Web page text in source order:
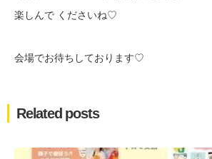
楽しんで くださいね♡
会場でお待ちしております♡
Related posts